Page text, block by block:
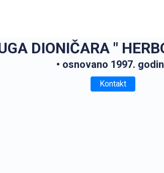
DIONIČARA "
• osnovano 1997.
Kontakt